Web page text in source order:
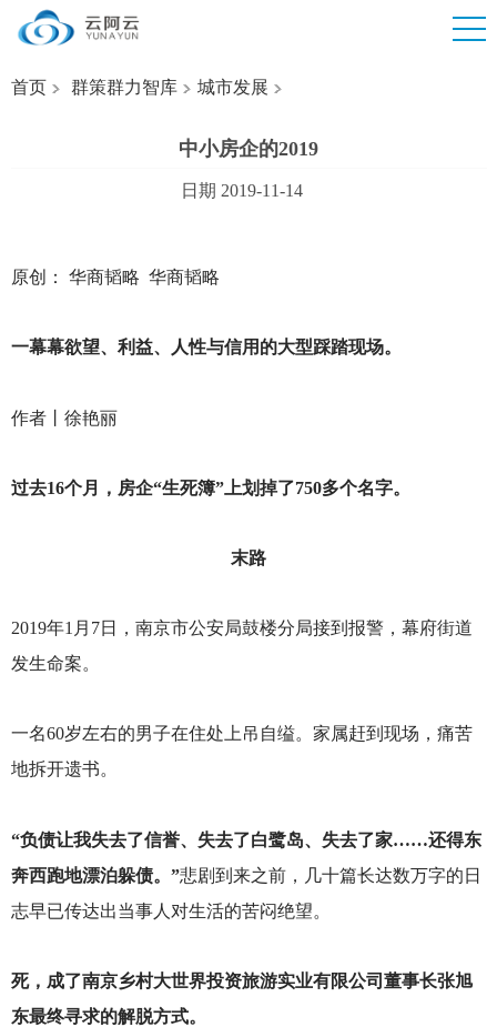
首页 群策群力智库 城市发展
中小房企的2019
日期 2019-11-14
原创： 华商韬略 华商韬略
一幕幕欲望、利益、人性与信用的大型踩踏现场。
作者丨徐艳丽
过去16个月，房企“生死簿”上划掉了750多个名字。
末路
2019年1月7日，南京市公安局鼓楼分局接到报警，幕府街道
发生命案。
一名60岁左右的男子在住处上吊自缢。家属赶到现场，痛苦
地拆开遗书。
“负债让我失去了信誉、失去了白鹭岛、失去了家……还得东
奔西跑地漂泊躲债。”悲剧到来之前，几十篇长达数万字的日
志早已传达出当事人对生活的苦闷绝望。
死，成了南京乡村大世界投资旅游实业有限公司董事长张旭
东最终寻求的解脱方式。